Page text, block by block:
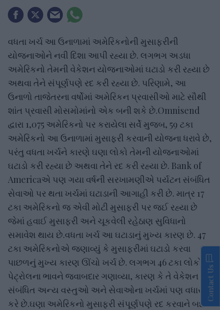
વધતા ખર્ચ આ ઉનાળામાં અમેરિકનોની મુસાફરીની
યોજનાઓને નવી દિશા આપી રહ્યા છે. લગભગ અડધા
અમેરિકનો તેમની વેકેશન યોજનાઓમાં ઘટાડો કરી રહ્યા છે
અથવા તેને સંપૂર્ણપણે રદ કરી રહ્યા છે. પરિણામે, આ
ઉનાળો તાજેતરના વર્ષોમાં અમેરિકન પ્રવાસીઓ માટે સૌથી
શાંત પ્રવાસી મોસમોમાંનો એક બની શકે છે.Omnisend
દ્વારા 1,075 અમેરિકનો પર કરાયેલા સર્વે મુજબ, 59 ટકા
અમેરિકનો આ ઉનાળામાં મુસાફરી કરવાની યોજના ધરાવે છે,
પરંતુ વધતા ખર્ચને કારણે ઘણા લોકો તેમની યોજનાઓમાં
ઘટાડો કરી રહ્યા છે અથવા તેને રદ કરી રહ્યા છે. Bank of
Americaએ પણ ગયા વર્ષની સરખામણીએ પર્યટન સંબંધિત
સેવાઓ પર થતા ખર્ચમાં ઘટાડાની આગાહી કરી છે. માત્ર 17
ટકા અમેરિકનો જ એવી મોટી મુસાફરી પર જઈ રહ્યા છે
જેમાં હવાઈ મુસાફરી અને ચૂકવેલી રહેઠાણ સુવિધાનો
સમાવેશ થાય છે.વધતા ખર્ચ આ ઘટાડાનું મુખ્ય કારણ છે. 47
ટકા અમેરિકનોએ જણાવ્યું કે મુસાફરીમાં ઘટાડો કરવા
પાછળનું મુખ્ય કારણ ઊંચો ખર્ચ છે. લગભગ 46 ટકા લોકોએ
પેટ્રોલના ભાવને જવાબદાર ગણાવ્યા, કારણ કે તે વેકેશન
સંબંધિત અન્ય વસ્તુઓ અને સેવાઓના ખર્ચમાં પણ વધારો
કરે છે.ઘણા અમેરિકનો મુસાફરી સંપૂર્ણપણે રદ કરવાને બદલે
Contact Us